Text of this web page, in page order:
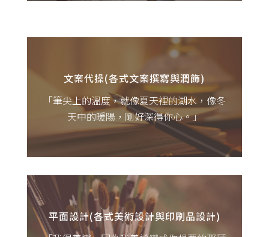
文案代操(各式文案撰寫與潤飾)
「筆尖上的溫度，就像夏天裡的湖水，像冬
天中的暖陽，剛好深得你心。」
文字、圖片與品牌形象息息相關，根據不同
產品與品牌，文字能帶給人非常感受上的不
同；您的品牌想要帶給別人怎樣的感受呢？
【文案代操(各式文案撰寫與潤飾)：提供關於
我們、產品介紹、網站內容、SEO優化文
章、新聞稿…等撰文服務，亦可協助潤稿修
飾。】
平面設計(各式美術設計與印刷品設計)
設計不是只有將圖像呈現，而是透過設計師
的強大創作力，將想要傳達的情感溶入圖面
上呈現，賦予靈魂的菁華。